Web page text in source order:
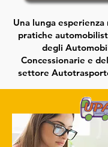
Una lunga
pratiche
degli
Concessionarie e
settore